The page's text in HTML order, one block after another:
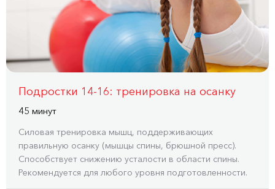
Подростки 14-16: тренировка на осанку
45 минут
Силовая тренировка мышц, поддерживающих
правильную осанку (мышцы спины, брюшной пресс).
Способствует снижению усталости в области спины.
Рекомендуется для любого уровня подготовленности.